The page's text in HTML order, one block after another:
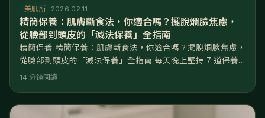
美肌所 2026.02.11
精簡保養：肌膚斷食法，你適合嗎？擺脫爛臉焦慮，
從臉部到頭皮的「減法保養」全指南
精簡保養 精簡保養：肌膚斷食法，你適合嗎？擺脫爛臉焦慮，
從臉部到頭皮的「減法保養」全指南 每天晚上堅持 7 道保養
程序，化妝台上擺滿了網紅推薦的精華與安瓶，但妳是否發現
刺。妳驚恐地發現自己的皮膚變成了又油又乾的「外油內乾」
14 分鐘閱讀